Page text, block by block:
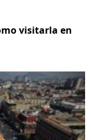
visitarla en